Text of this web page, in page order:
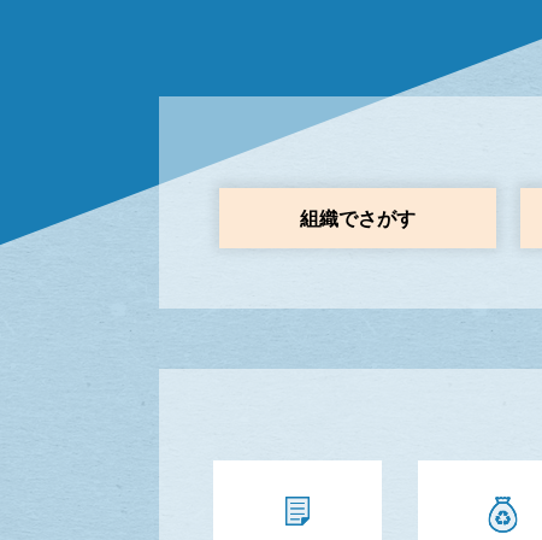
組織でさがす